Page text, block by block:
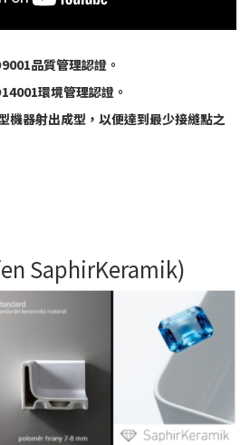
品質管理認證。
環境管理認證。
機器射出成型，以便達到最少接縫點之
SaphirKeramik)